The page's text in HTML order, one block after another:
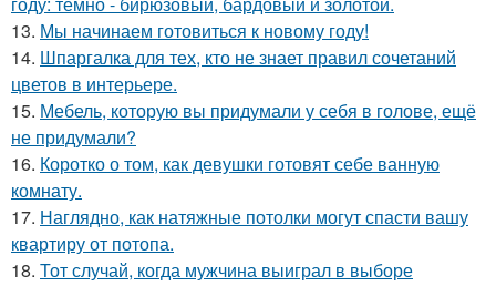
13. Мы начинаем готовиться к новому году!
14. Шпаргалка для тех, кто не знает правил сочетаний
цветов в интерьере.
15. Мебель, которую вы придумали у себя в голове, ещё
не придумали?
16. Коротко о том, как девушки готовят себе ванную
комнату.
17. Наглядно, как натяжные потолки могут спасти вашу
квартиру от потопа.
18. Тот случай, когда мужчина выиграл в выборе